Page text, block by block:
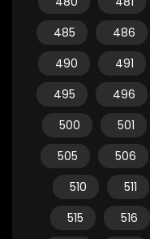
485
486
490
491
495
496
500
501
505
506
510
511
515
516